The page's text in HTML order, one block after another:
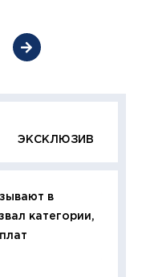
ЭКСКЛЮЗИВ
в
категории,